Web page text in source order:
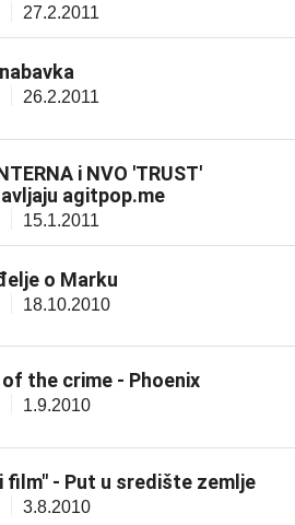
27.2.2011
26.2.2011
i NVO 'TRUST'
agitpop.me
15.1.2011
o Marku
18.10.2010
the crime - Phoenix
1.9.2010
film" - Put u središte zemlje
3.8.2010